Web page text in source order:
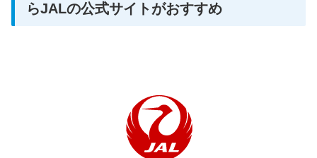
らJALの公式サイトがおすすめ